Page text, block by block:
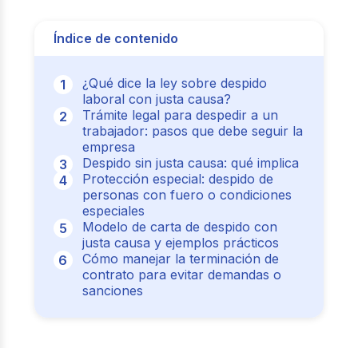
Índice de contenido
¿Qué dice la ley sobre despido
laboral con justa causa?
Trámite legal para despedir a un
trabajador: pasos que debe seguir la
empresa
Despido sin justa causa: qué implica
Protección especial: despido de
personas con fuero o condiciones
especiales
Modelo de carta de despido con
justa causa y ejemplos prácticos
Cómo manejar la terminación de
contrato para evitar demandas o
sanciones